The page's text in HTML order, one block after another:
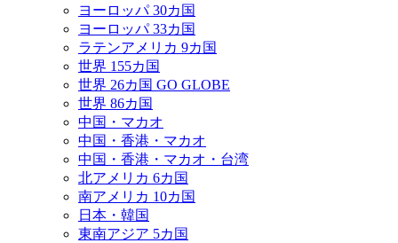
ヨーロッパ 30カ国
ヨーロッパ 33カ国
ラテンアメリカ 9カ国
世界 155カ国
世界 26カ国 GO GLOBE
世界 86カ国
中国・マカオ
中国・香港・マカオ
中国・香港・マカオ・台湾
北アメリカ 6カ国
南アメリカ 10カ国
日本・韓国
東南アジア 5カ国